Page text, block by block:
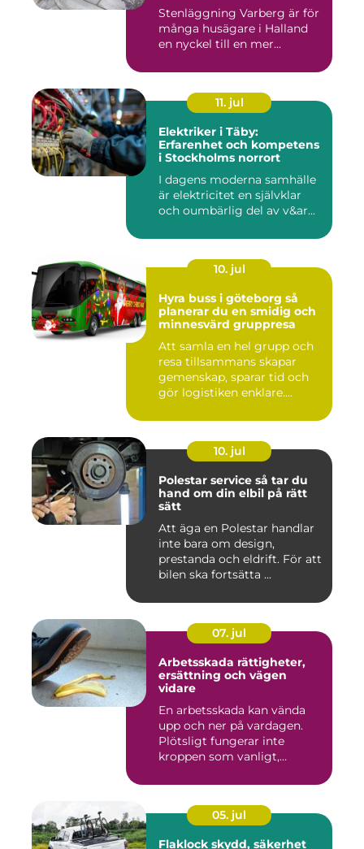
Stenläggning Varberg är för
många husägare i Halland
en nyckel till en mer...
11. jul
Elektriker i Täby:
Erfarenhet och kompetens
i Stockholms norrort
I dagens moderna samhälle
är elektricitet en självklar
och oumbärlig del av v&ar...
10. jul
Hyra buss i göteborg så
planerar du en smidig och
minnesvärd gruppresa
Att samla en hel grupp och
resa tillsammans skapar
gemenskap, sparar tid och
gör logistiken enklare....
10. jul
Polestar service så tar du
hand om din elbil på rätt
sätt
Att äga en Polestar handlar
inte bara om design,
prestanda och eldrift. För att
bilen ska fortsätta ...
07. jul
Arbetsskada rättigheter,
ersättning och vägen
vidare
En arbetsskada kan vända
upp och ner på vardagen.
Plötsligt fungerar inte
kroppen som vanligt,
05. jul
Flaklock skydd, säkerhet